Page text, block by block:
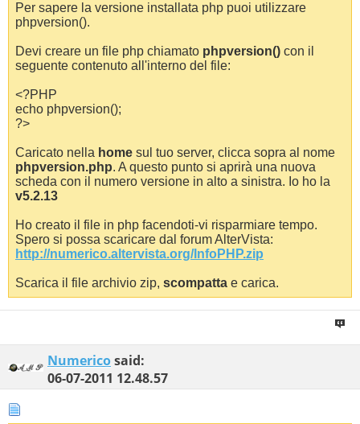
Per sapere la versione installata php puoi utilizzare
phpversion().
Devi creare un file php chiamato phpversion() con il
seguente contenuto all'interno del file:
<?PHP
echo phpversion();
?>
Caricato nella home sul tuo server, clicca sopra al nome
phpversion.php. A questo punto si aprirà una nuova
scheda con il numero versione in alto a sinistra. Io ho la
v5.2.13
Ho creato il file in php facendoti-vi risparmiare tempo.
Spero si possa scaricare dal forum AlterVista:
http://numerico.altervista.org/InfoPHP.zip
Scarica il file archivio zip, scompatta e carica.
Numericosaid:
06-07-2011 12.48.57